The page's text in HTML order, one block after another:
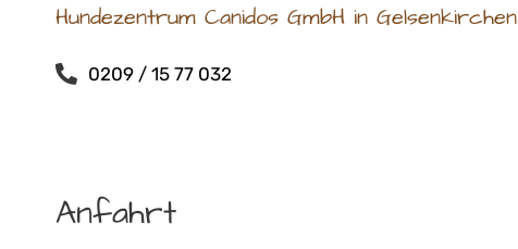
Hundezentrum Canidos GmbH in Gelsenkirchen
0209 / 15 77 032
Anfahrt